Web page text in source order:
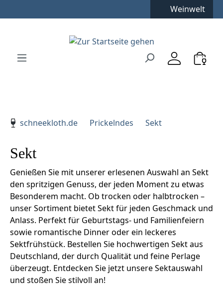
Zur Hauptnavigation springen
Weinwelt
schneekloth.de
Prickelndes Sekt
Sekt
Genießen Sie mit unserer erlesenen Auswahl an Sekt
den spritzigen Genuss, der jeden Moment zu etwas
Besonderem macht. Ob trocken oder halbtrocken –
unser Sortiment bietet Sekt für jeden Geschmack und
Anlass. Perfekt für Geburtstags- und Familienfeiern
sowie romantische Dinner oder ein leckeres
Sektfrühstück. Bestellen Sie hochwertigen Sekt aus
Deutschland, der durch Qualität und feine Perlage
überzeugt. Entdecken Sie jetzt unsere Sektauswahl
und stoßen Sie stilvoll an!